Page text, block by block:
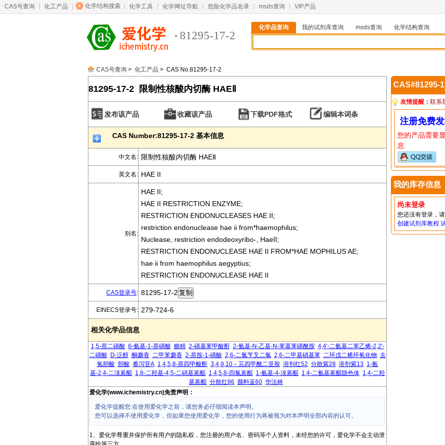
CAS号查询 化工产品 化学结构搜索 化学工具 化学网址导航 危险化学品名录 msds查询 VIP产品
81295-17-2
化学品查询 我的试剂库查询 msds查询
化学结构查询
CAS号查询 > 化工产品 > CAS No.81295-17-2
81295-17-2 限制性核酸内切酶 HAEⅡ
发布该产品 收藏该产品 下载PDF格式 编辑本词条
CAS Number:81295-17-2 基本信息
中文名: 限制性核酸内切酶 HAEⅡ
英文名: HAE II
别名:
HAE II;
HAE II RESTRICTION ENZYME;
RESTRICTION ENDONUCLEASES HAE II;
restriction endonuclease hae ii from*haemophilus;
Nuclease, restriction endodeoxyribo-, HaeII;
RESTRICTION ENDONUCLEASE HAE II FROM*HAE MOPHILUS AE;
hae ii from haemophilus aegyptius;
RESTRICTION ENDONUCLEASE HAE II
CAS登录号: 81295-17-2
EINECS登录号: 279-724-6
相关化学品信息
1,5-萘二磺酸 6-氨基-1-萘磺酸 糖精 2-磺基苯甲酸酐 2-氨基-N-乙基-N-苯基苯磺酰胺 4,4'-二氨基二苯乙烯-2,2'-
二磺酸
D-泛醇 酮麝香 二甲苯麝香 2-萘胺-1-磺酸 2,6-二氯苄叉二氯 2,6-二甲基硝基苯 二环戊二烯环氧化物 去
氢胆酸 胆酸 番泻苷A 1,4,5,8-萘四甲酸酐 3,4,9,10－苝四甲酰二亚胺 溶剂红52 分散紫28 溶剂紫13 1-氨
基-2,4-二溴蒽醌 1,8-二羟基-4,5-二硝基蒽醌 1,4,5,8-四氯蒽醌 1-氨基-4-溴蒽醌 1,4-二氨基蒽醌隐色体 1,4-二羟
基蒽醌 分散红86 颜料蓝60 华法林
爱化学(www.ichemistry.cn)免责声明：
爱化学提醒您:在使用爱化学之前，请您务必仔细阅读本声明。
您可以选择不使用爱化学，但如果您使用爱化学，您的使用行为将被视为对本声明全部内容的认可。
1、爱化学尊重并保护所有用户的隐私权，您注册的用户名、密码等个人资料，未经您的许可，爱化学不会主动泄
CAS#81295-
友情提醒： 联系
注册免费
您的产品需要
息
我的库存信息
尚未登录
您还没有登录，
创建试剂库教程